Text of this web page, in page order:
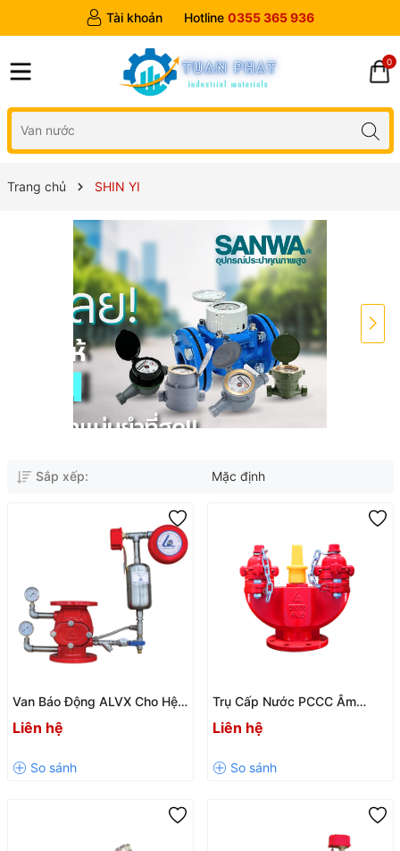
Tài khoản Hotline 0355 365 936
0
Trang chủ SHIN YI
Sắp xếp: Mặc định
Van Báo Động ALVX Cho Hệ
Thống PCCC
Liên hệ
Trụ Cấp Nước PCCC Âm
FHUS – Giải Pháp Cấp Nước
Chữa Cháy An Toàn, Hiệu
Liên hệ